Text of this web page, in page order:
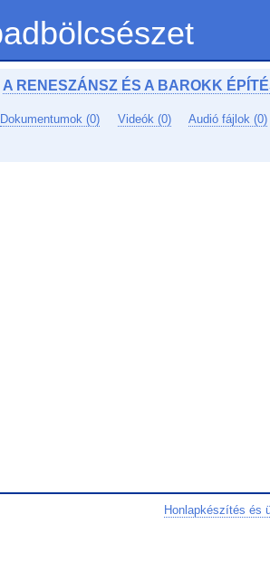
A RENESZÁNSZ ÉS A BAROKK
Dokumentumok (0) Videók (0) Audió fájlok (0)
Honlapkészítés és